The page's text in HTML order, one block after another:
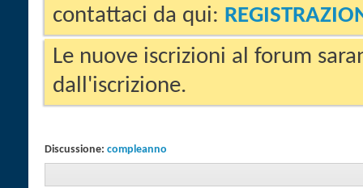
contattaci da qui:
Le nuove iscrizioni al forum
dall'iscrizione.
Discussione: compleanno